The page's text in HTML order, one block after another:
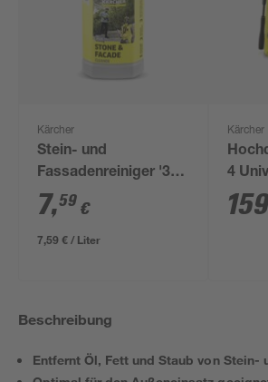
Kärcher
Stein- und
Fassadenreiniger '3-
in-1' RM 611 1 l
7,59 €
7,59 € / Liter
Kärcher
4
Beschreibung
Entfernt Öl, Fett und Staub von Stein-